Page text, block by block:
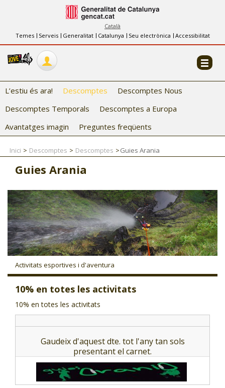
Català
Temes
Serveis Generalitat Catalunya Seu electrònica Accessibilitat
INFORMACIÓ
FES-TE EL CJ
COL·LABORADORS
CJ ADOLESCENTS
CJ SALUT
CJ INTERNACIONAL
CJ LOCAL
T'INTERESSA #SOMJOVES
L’estiu és ara! Descomptes
Descomptes Nous
Descomptes Temporals
Descomptes a Europa
Avantatges imagin
Preguntes freqüents
Inici Descomptes Descomptes Guies Arania
Guies Arania
Activitats esportives i d'aventura
10% en totes les activitats
10% en totes les activitats
Gaudeix d'aquest dte. tot l'any tan sols
presentant el carnet.